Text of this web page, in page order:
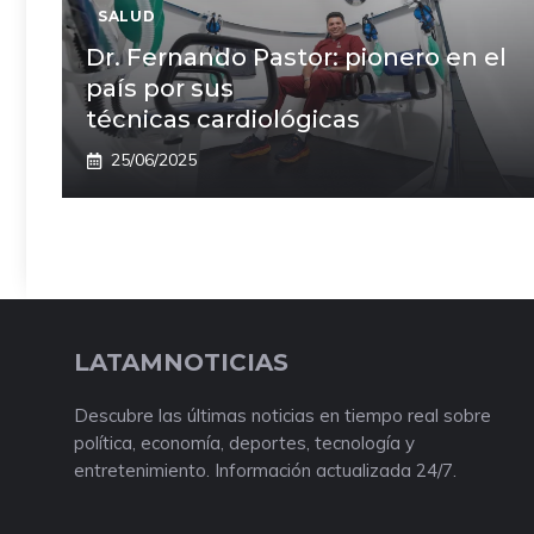
SALUD
Dr. Fernando Pastor: pionero en el
país por sus
técnicas cardiológicas
25/06/2025
LATAMNOTICIAS
Descubre las últimas noticias en tiempo real sobre
política, economía, deportes, tecnología y
entretenimiento. Información actualizada 24/7.